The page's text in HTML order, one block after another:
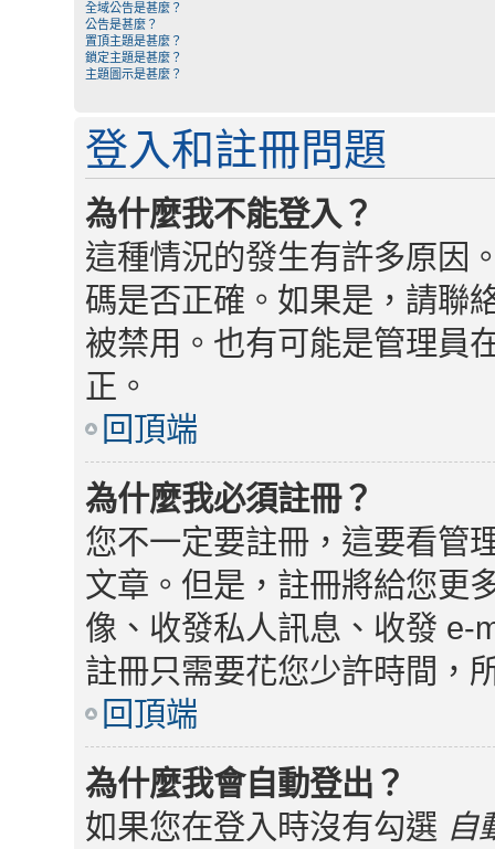
全域公告是甚麼？
公告是甚麼？
置頂主題是甚麼？
鎖定主題是甚麼？
主題圖示是甚麼？
登入和註冊問題
為什麼我不能登入？
這種情況的發生有許多原因
碼是否正確。如果是，請聯
被禁用。也有可能是管理員
正。
回頂端
為什麼我必須註冊？
您不一定要註冊，這要看管
文章。但是，註冊將給您更
像、收發私人訊息、收發
註冊只需要花您少許時間，
回頂端
為什麼我會自動登出？
如果您在登入時沒有勾選 自